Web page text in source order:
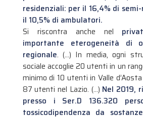
residenziali: per il 16,4% di
il 10,5% di ambulatori.
Si riscontra anche nel
importante eterogeneità di
regionale. (…) In media, ogni
sociale accoglie 20 utenti in un
minimo di 10 utenti in Valle
87 utenti nel Lazio. (…) Nel 2019,
presso i Ser.D 136.320
tossicodipendenza da sostanze